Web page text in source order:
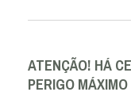
ATENÇÃO! HÁ
PERIGO